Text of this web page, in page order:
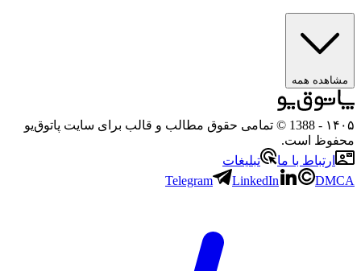
مشاهده همه
۱۴۰۵
- 1388 © تمامی حقوق مطالب و قالب برای سایت پاتوق‌یو
محفوظ است.
ارتباط با ما
تبلیغات
Telegram
LinkedIn DMCA